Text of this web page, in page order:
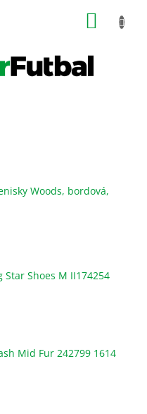
Woods, bordová,
Star Shoes M II174254
Mid Fur 242799 1614